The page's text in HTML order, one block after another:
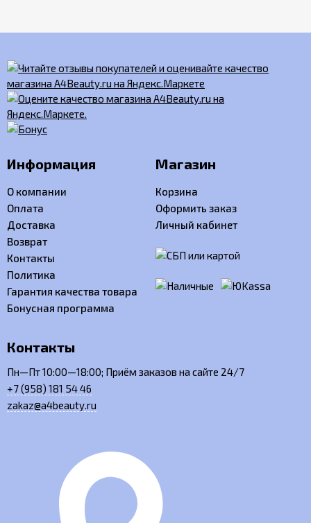
Информация
О компании
Оплата
Доставка
Возврат
Контакты
Политика
Гарантия качества товара
Бонусная программа
Магазин
Корзина
Оформить заказ
Личный кабинет
Контакты
Пн—Пт 10:00—18:00; Приём заказов на сайте 24/7
+7 (958) 181 54 46
zakaz@a4beauty.ru